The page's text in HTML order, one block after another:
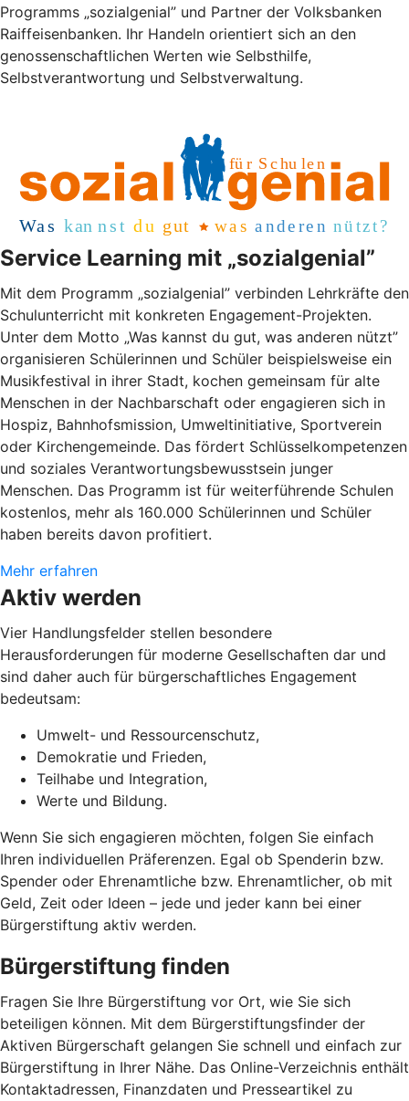
Programms „sozialgenial” und Partner der Volksbanken
Raiffeisenbanken. Ihr Handeln orientiert sich an den
genossenschaftlichen Werten wie Selbsthilfe,
Selbstverantwortung und Selbstverwaltung.
Service Learning mit „sozialgenial”
Mit dem Programm „sozialgenial” verbinden Lehrkräfte den
Schulunterricht mit konkreten Engagement-Projekten.
Unter dem Motto „Was kannst du gut, was anderen nützt”
organisieren Schülerinnen und Schüler beispielsweise ein
Musikfestival in ihrer Stadt, kochen gemeinsam für alte
Menschen in der Nachbarschaft oder engagieren sich in
Hospiz, Bahnhofsmission, Umweltinitiative, Sportverein
oder Kirchengemeinde. Das fördert Schlüsselkompetenzen
und soziales Verantwortungsbewusstsein junger
Menschen. Das Programm ist für weiterführende Schulen
kostenlos, mehr als 160.000 Schülerinnen und Schüler
haben bereits davon profitiert.
Mehr erfahren
Aktiv werden
Vier Handlungsfelder stellen besondere
Herausforderungen für moderne Gesellschaften dar und
sind daher auch für bürgerschaftliches Engagement
bedeutsam:
Umwelt- und Ressourcenschutz,
Demokratie und Frieden,
Teilhabe und Integration,
Werte und Bildung.
Wenn Sie sich engagieren möchten, folgen Sie einfach
Ihren individuellen Präferenzen. Egal ob Spenderin bzw.
Spender oder Ehrenamtliche bzw. Ehrenamtlicher, ob mit
Geld, Zeit oder Ideen – jede und jeder kann bei einer
Bürgerstiftung aktiv werden.
Bürgerstiftung finden
Fragen Sie Ihre Bürgerstiftung vor Ort, wie Sie sich
beteiligen können. Mit dem Bürgerstiftungsfinder der
Aktiven Bürgerschaft gelangen Sie schnell und einfach zur
Bürgerstiftung in Ihrer Nähe. Das Online-Verzeichnis enthält
Kontaktadressen, Finanzdaten und Presseartikel zu